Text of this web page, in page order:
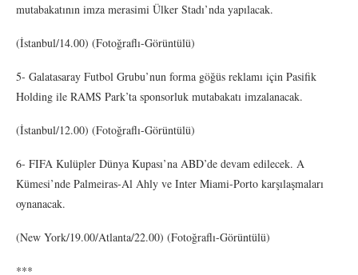
mutabakatının imza merasimi Ülker Stadı’nda yapılacak.
(İstanbul/14.00) (Fotoğraflı-Görüntülü)
5- Galatasaray Futbol Grubu’nun forma göğüs reklamı için Pasifik
Holding ile RAMS Park’ta sponsorluk mutabakatı imzalanacak.
(İstanbul/12.00) (Fotoğraflı-Görüntülü)
6- FIFA Kulüpler Dünya Kupası’na ABD’de devam edilecek. A
Kümesi’nde Palmeiras-Al Ahly ve Inter Miami-Porto karşılaşmaları
oynanacak.
(New York/19.00/Atlanta/22.00) (Fotoğraflı-Görüntülü)
***